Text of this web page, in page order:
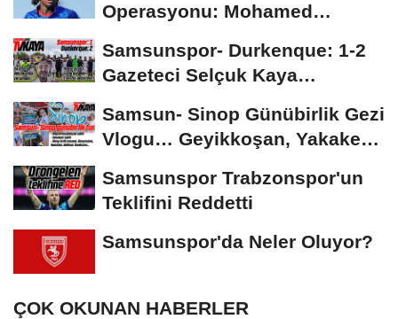
Operasyonu: Mohamed
Samsunspor- Durkenque: 1-2
Gazeteci Selçuk Kaya
Samsun- Sinop Günübirlik Gezi
Vlogu… Geyikkoşan, Yakakent,
Samsunspor Trabzonspor'un
Teklifini Reddetti
Samsunspor'da Neler Oluyor?
ÇOK OKUNAN HABERLER